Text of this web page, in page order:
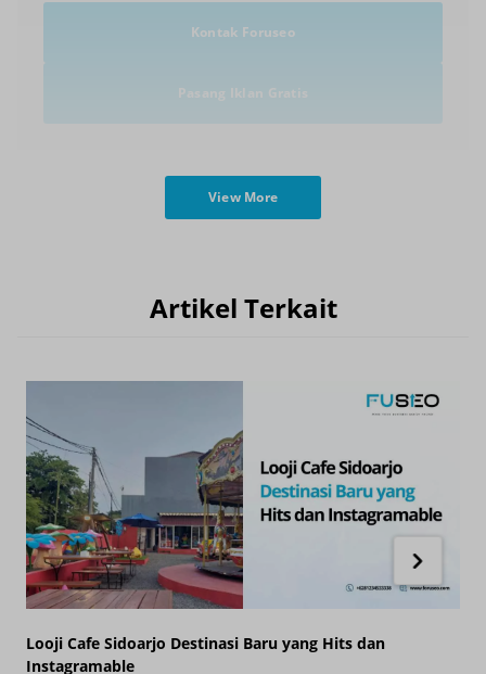
Kontak Foruseo
Pasang Iklan Gratis
View More
Artikel Terkait
Looji Cafe Sidoarjo Destinasi Baru yang Hits dan
Instagramable